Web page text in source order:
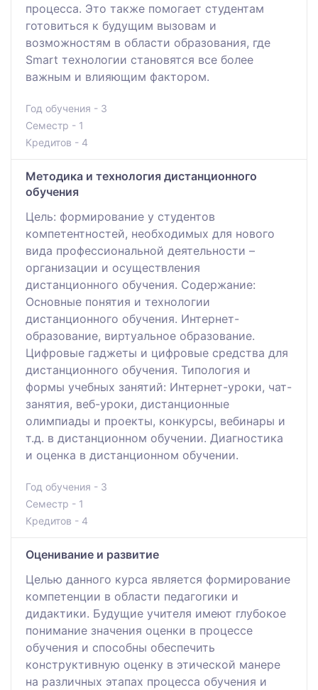
процесса. Это также помогает студентам
готовиться к будущим вызовам и
возможностям в области образования, где
Smart технологии становятся все более
важным и влияющим фактором.
Год обучения - 3
Семестр - 1
Кредитов - 4
Методика и технология дистанционного
обучения
Цель: формирование у студентов
компетентностей, необходимых для нового
вида профессиональной деятельности –
организации и осуществления
дистанционного обучения. Содержание:
Основные понятия и технологии
дистанционного обучения. Интернет-
образование, виртуальное образование.
Цифровые гаджеты и цифровые средства для
дистанционного обучения. Типология и
формы учебных занятий: Интернет-уроки, чат-
занятия, веб-уроки, дистанционные
олимпиады и проекты, конкурсы, вебинары и
т.д. в дистанционном обучении. Диагностика
и оценка в дистанционном обучении.
Год обучения - 3
Семестр - 1
Кредитов - 4
Оценивание и развитие
Целью данного курса является формирование
компетенции в области педагогики и
дидактики. Будущие учителя имеют глубокое
понимание значения оценки в процессе
обучения и способны обеспечить
конструктивную оценку в этической манере
на различных этапах процесса обучения и